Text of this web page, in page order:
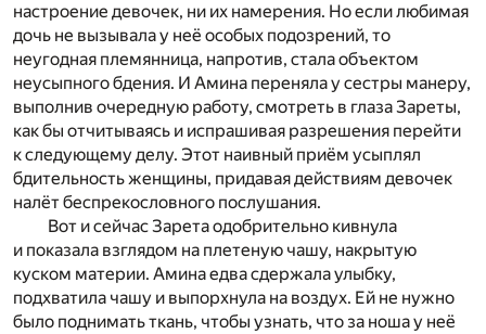
настроение девочек, ни их намерения. Но если любимая
дочь не вызывала у неё особых подозрений, то
неугодная племянница, напротив, стала объектом
неусыпного бдения. И Амина переняла у сестры манеру,
выполнив очередную работу, смотреть в глаза Зареты,
как бы отчитываясь и испрашивая разрешения перейти
к следующему делу. Этот наивный приём усыплял
бдительность женщины, придавая действиям девочек
налёт беспрекословного послушания.
Вот и сейчас Зарета одобрительно кивнула
и показала взглядом на плетеную чашу, накрытую
куском материи. Амина едва сдержала улыбку,
подхватила чашу и выпорхнула на воздух. Ей не нужно
было поднимать ткань, чтобы узнать, что за ноша у неё